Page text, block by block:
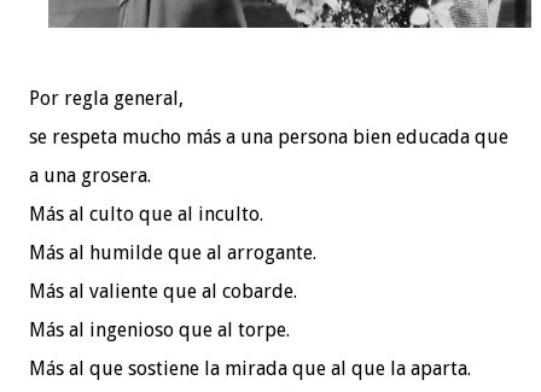
Por regla general,
se respeta mucho más a una persona bien educada que
a una grosera.
Más al culto que al inculto.
Más al humilde que al arrogante.
Más al valiente que al cobarde.
Más al ingenioso que al torpe.
Más al que sostiene la mirada que al que la aparta.